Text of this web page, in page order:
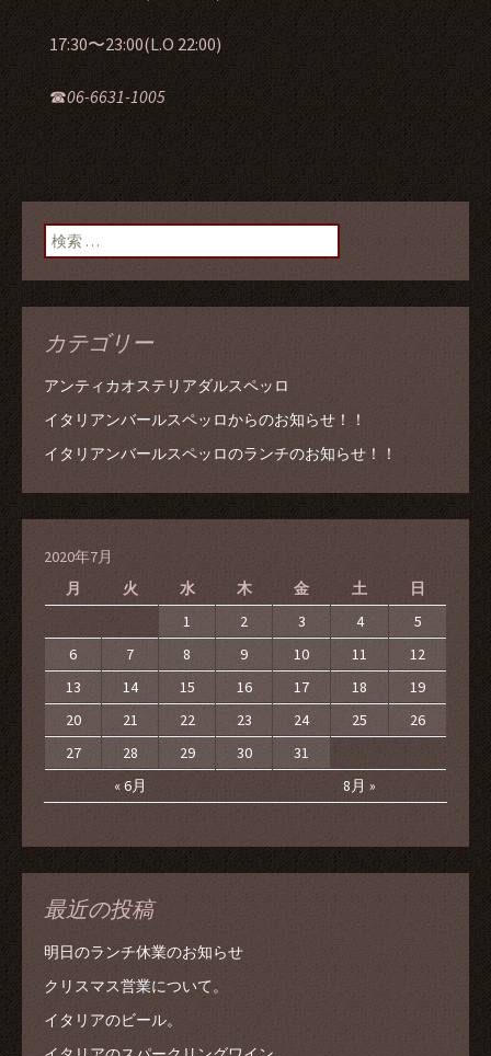
17:30〜23:00(L.O 22:00)
☎︎06-6631-1005
検索:
カテゴリー
アンティカオステリアダルスペッロ
イタリアンバールスペッロからのお知らせ！！
イタリアンバールスペッロのランチのお知らせ！！
2020年7月
月
火 水 木 金 土 日
« 6月 8月 »
1 2 3 4
5
6
7 8 9 10 11
12
13
14 15 16 17 18
19
20
21 22 23 24 25
26
27
28 29 30 31
最近の投稿
明日のランチ休業のお知らせ
クリスマス営業について。
イタリアのビール。